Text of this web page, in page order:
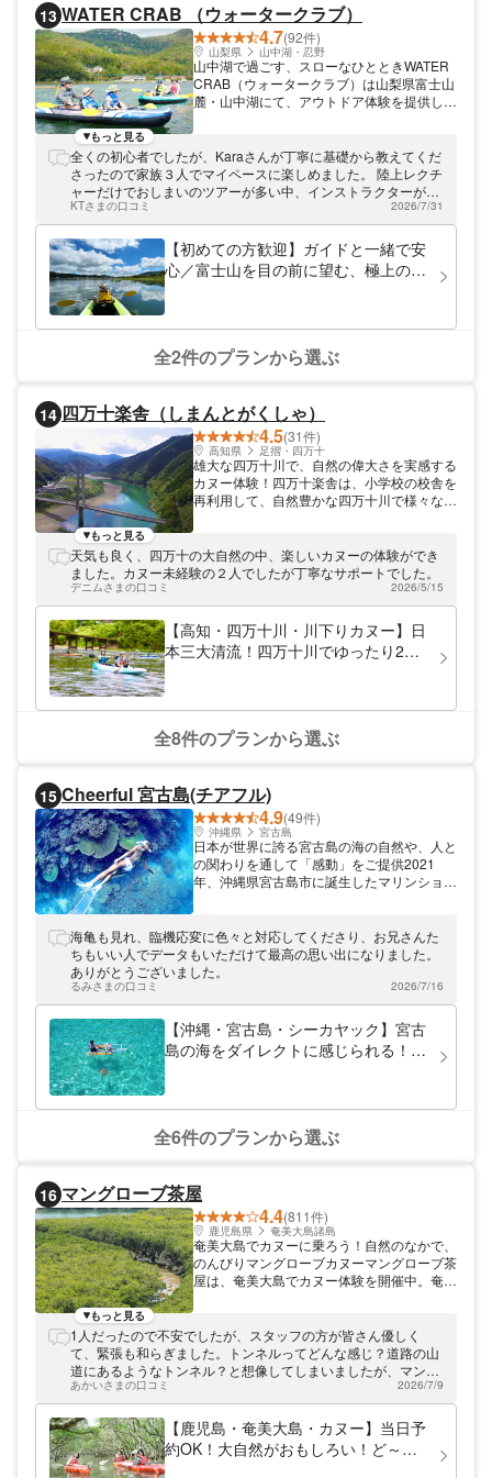
ぅば（方言）も聞けますよ♪各キャンペーン
やお得なセット価格がございます。是非プラ
ン一覧からご覧ください。
13 WATER CRAB （ウォータークラブ）
4.7(92件)
山梨県 山中湖・忍野
山中湖で過ごす、スローなひとときWATER
CRAB（ウォータークラブ）は山梨県富士山
麓・山中湖にて、アウトドア体験を提供して
ージ風のショップです。雄大な富士山を眺め
ながら、ゆったりとした時間を過ごせます。
ホスピタリティを何よりも大切にしており、
ご家族連れやカップル、ご高齢のお客様など
から好評です。
もっと見る
全くの初心者でしたが、Karaさんが丁寧に基礎から教えてくだ
さったので家族３人でマイペースに楽しめました。 陸上レクチ
ャーだけでおしまいのツアーが多い中、インストラクターが90
分つきっきりで指導して下さるこのツアー、お勧めです。最後
の30分のフリータイムでは無理なく楽しい時間が過ごせまし
た。
KTさまの口コミ 2026/7/31
【初めての方歓迎】ガイドと一緒で安
心／富士山を目の前に望む、極上のカ
全2件のプランから選ぶ
14 四万十楽舎（しまんとがくしゃ）
4.5(31件)
高知県 足摺・四万十
雄大な四万十川で、自然の偉大さを実感する
カヌー体験！四万十楽舎は、小学校の校舎を
再利用して、自然豊かな四万十川で様々な自
四万十楽舎は、自然あふれる高知県・四万十
川の川沿いにあります。廃校になった小学校
の校舎を、受付や集合場所として利用し、四
万十川での自然体験ツアーを開催していま
す。校舎の窓から緑豊かな山々を眺めている
と、子供の頃に感じた、夏休み前のワクワク
感を思い出します。童心にかえって思いっき
「日本最後の清流」と呼ばれ、「日本の秘境
100選」にも選ばれています。護岸工事が施
されていない川沿いには、豊かな自然が広が
しています。運が良ければ、野生動物にも会
えますよ！ 休みの日には、雄大な大自然を
楽しみながらカヌーを漕いでみませんか。お
子様や、初心者の方も大歓迎です！
もっと見る
天気も良く、四万十の大自然の中、楽しいカヌーの体験ができ
ました。カヌー未経験の２人でしたが丁寧なサポートでした。
デニムさまの口コミ 2026/5/15
【高知・四万十川・川下りカヌー】日
本三大清流！四万十川でゆったり2人
全8件のプランから選ぶ
15 Cheerful 宮古島(チアフル)
4.9(49件)
沖縄県 宮古島
日本が世界に誇る宮古島の海の自然や、人と
の関わりを通して「感動」をご提供2021
年、沖縄県宮古島市に誕生したマリンショッ
ご案内。シーサーの色塗り体験やSUP（ス
タンドアップパドル）など、インドアでもア
ウトドアでも楽しめる体験ができますよ♪皆
様とお会いできることを、スタッフ一同楽し
みにしております！
海亀も見れ、臨機応変に色々と対応してくださり、お兄さんた
ちもいい人でデータもいただけて最高の思い出になりました。
ありがとうございました。
るみさまの口コミ 2026/7/16
【沖縄・宮古島・シーカヤック】宮古
島の海をダイレクトに感じられる！ク
全6件のプランから選ぶ
16 マングローブ茶屋
4.4(811件)
鹿児島県 奄美大島諸島
奄美大島でカヌーに乗ろう！自然のなかで、
のんびりマングローブカヌーマングローブ茶
屋は、奄美大島でカヌー体験を開催中。奄美
ら解放されて、のんびり、ゆったりと、自分
のペースでお楽しみください。また、茶屋を
出て少し歩いた所には遊歩道への入り口があ
り、マングローブ遊歩道へ行くことができま
す。潮の満ち引きによって変化するマングロ
ーブの森をゆったり観察できるのでオススメ
です。
もっと見る
1人だったので不安でしたが、スタッフの方が皆さん優しく
て、緊張も和らぎました。トンネルってどんな感じ？道路の山
道にあるようなトンネル？と想像してしまいましたが、マング
ローブが両方から覆い被さっているからトンネルなのですね！
気持ち良く楽しく過ごせました！ありがとうございました
あかいさまの口コミ 2026/7/9
【鹿児島・奄美大島・カヌー】当日予
約OK！大自然がおもしろい！ど～ん